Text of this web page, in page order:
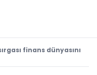
finans dünyasını